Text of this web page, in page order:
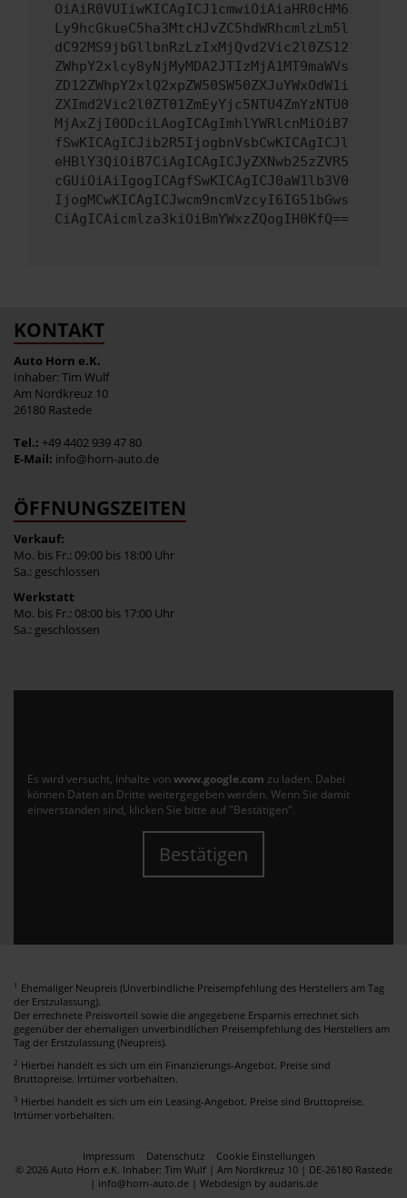
OiAiR0VUIiwKICAgICJ1cmwiOiAiaHR0cHM6
Ly9hcGkueC5ha3MtcHJvZC5hdWRhcmlzLm5l
dC92MS9jbGllbnRzLzIxMjQvd2Vic2l0ZS12
ZWhpY2xlcy8yNjMyMDA2JTIzMjA1MT9maWVs
ZD12ZWhpY2xlQ2xpZW50SW50ZXJuYWxOdW1i
ZXImd2Vic2l0ZT01ZmEyYjc5NTU4ZmYzNTU0
MjAxZjI0ODciLAogICAgImhlYWRlcnMiOiB7
fSwKICAgICJib2R5IjogbnVsbCwKICAgICJl
eHBlY3QiOiB7CiAgICAgICJyZXNwb25zZVR5
cGUiOiAiIgogICAgfSwKICAgICJ0aW1lb3V0
IjogMCwKICAgICJwcm9ncmVzcyI6IG51bGws
CiAgICAicmlza3kiOiBmYWxzZQogIH0KfQ==
KONTAKT
Auto Horn e.K.
Inhaber: Tim Wulf
Am Nordkreuz 10
26180 Rastede
Tel.: +49 4402 939 47 80
E-Mail: info@horn-auto.de
ÖFFNUNGSZEITEN
Verkauf:
Mo. bis Fr.: 09:00 bis 18:00 Uhr
Sa.: geschlossen
Werkstatt
Mo. bis Fr.: 08:00 bis 17:00 Uhr
Sa.: geschlossen
Es wird versucht, Inhalte von www.google.com zu laden. Dabei
können Daten an Dritte weitergegeben werden. Wenn Sie damit
einverstanden sind, klicken Sie bitte auf "Bestätigen".
Bestätigen
1 Ehemaliger Neupreis (Unverbindliche Preisempfehlung des Herstellers am Tag
der Erstzulassung).
Der errechnete Preisvorteil sowie die angegebene Ersparnis errechnet sich
gegenüber der ehemaligen unverbindlichen Preisempfehlung des Herstellers am
Tag der Erstzulassung (Neupreis).
2 Hierbei handelt es sich um ein Finanzierungs-Angebot. Preise sind
Bruttopreise. Irrtümer vorbehalten.
3 Hierbei handelt es sich um ein Leasing-Angebot. Preise sind Bruttopreise.
Irrtümer vorbehalten.
Impressum Datenschutz
Cookie Einstellungen
© 2026 Auto Horn e.K. Inhaber: Tim Wulf | Am Nordkreuz 10 | DE-26180 Rastede
| info@horn-auto.de | Webdesign by audaris.de